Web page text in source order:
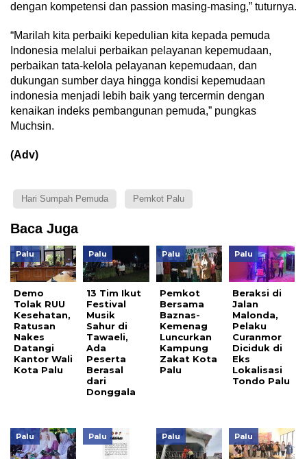
dengan kompetensi dan passion masing-masing,” tuturnya.
“Marilah kita perbaiki kepedulian kita kepada pemuda
Indonesia melalui perbaikan pelayanan kepemudaan,
perbaikan tata-kelola pelayanan kepemudaan, dan
dukungan sumber daya hingga kondisi kepemudaan
indonesia menjadi lebih baik yang tercermin dengan
kenaikan indeks pembangunan pemuda,” pungkas
Muchsin.
(Adv)
Hari Sumpah Pemuda Pemkot Palu
Baca Juga
Palu
Demo
Tolak RUU
Kesehatan,
Ratusan
Nakes
Datangi
Kantor Wali
Kota Palu
Palu
13 Tim Ikut
Festival
Musik
Sahur di
Tawaeli,
Ada
Peserta
Berasal
dari
Donggala
Palu
Pemkot
Bersama
Baznas-
Kemenag
Luncurkan
Kampung
Zakat Kota
Palu
Palu
Beraksi di
Jalan
Malonda,
Pelaku
Curanmor
Diciduk di
Eks
Lokalisasi
Tondo Palu
Palu Palu Palu Palu